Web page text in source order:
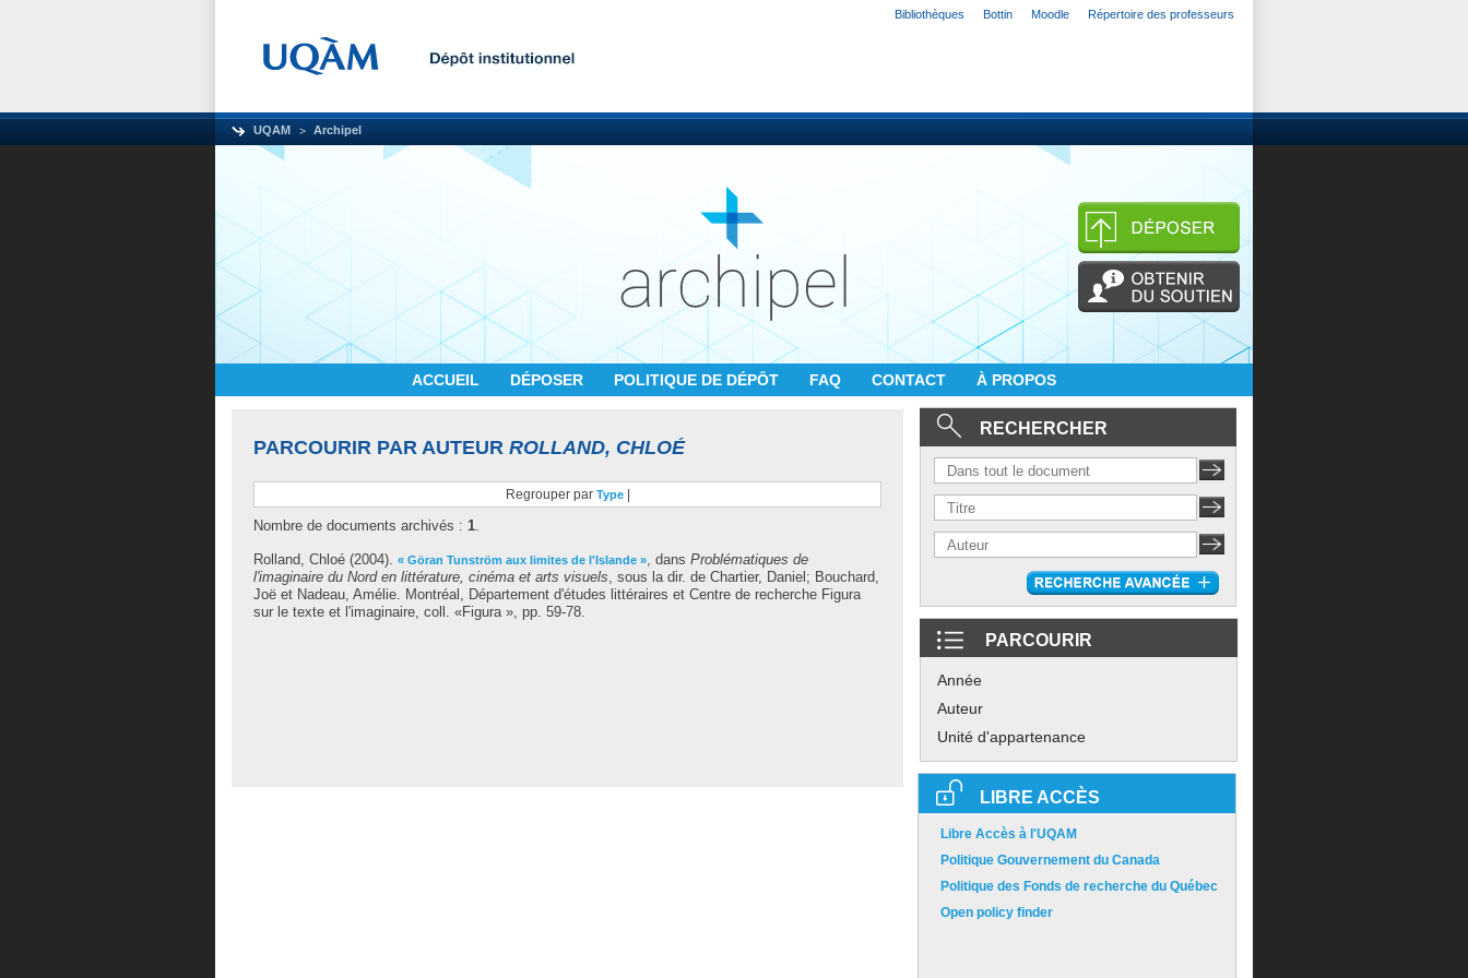
Bibliothèques Bottin Moodle Répertoire des professeurs
UQAM Archipel
ACCUEIL DÉPOSER POLITIQUE DE DÉPÔT FAQ CONTACT À PROPOS
PARCOURIR PAR AUTEUR ROLLAND, CHLOÉ
Regrouper par Type
Nombre de documents archivés : 1.
Rolland, Chloé (2004). « Göran Tunström aux limites de l'Islande », dans Problématiques de
l'imaginaire du Nord en littérature, cinéma et arts visuels, sous la dir. de Chartier, Daniel ; Bouchard,
Joë et Nadeau, Amélie. Montréal, Département d'études littéraires et Centre de recherche Figura
sur le texte et l'imaginaire, coll. «Figura », pp. 59-78.
RECHERCHER
PARCOURIR
Année
Auteur
Unité d'appartenance
LIBRE ACCÈS
Libre Accès à l'UQAM
Politique Gouvernement du Canada
Politique des Fonds de recherche du Québec
Open policy finder